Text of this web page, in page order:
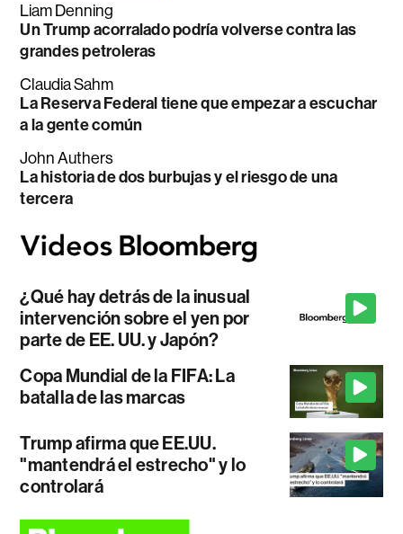
Liam Denning
Un Trump acorralado podría volverse contra las
grandes petroleras
Claudia Sahm
La Reserva Federal tiene que empezar a escuchar
a la gente común
John Authers
La historia de dos burbujas y el riesgo de una
tercera
¿Qué hay detrás de la inusual
intervención sobre el yen por
parte de EE. UU. y Japón?
Copa Mundial de la FIFA: La
batalla de las marcas
Trump afirma que EE.UU.
"mantendrá el estrecho" y lo
controlará